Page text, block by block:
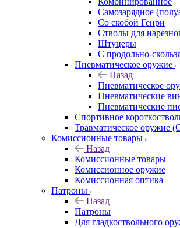
Самозарядное
Со скобой Генри
Стволы для
Штуцеры
С продольно-
Пневматическое оружие
Назад
Пневматическое
Пневматические
Пневматические
Спортивное
Травматическое оружие
Комиссионные товары
Назад
Комиссионные товары
Комиссионное оружие
Комиссионная оптика
Патроны
Назад
Патроны
Для гладкоствольного